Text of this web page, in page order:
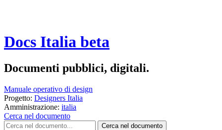
Docs Italia beta
Documenti pubblici, digitali.
Manuale operativo di design
Progetto: Designers Italia
Amministrazione: italia
Cerca nel documento
Cerca nel documento